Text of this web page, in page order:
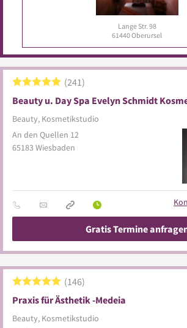
Lange Str. 98
61440Oberursel
Beauty u. Day Spa Evelyn Schmidt
Beauty, Kosmetikstudio
241
An den Quellen 12
65183 Wiesbaden
Gratis Termine
Praxis für Ästhetik -Medeia
Beauty, Kosmetikstudio
146